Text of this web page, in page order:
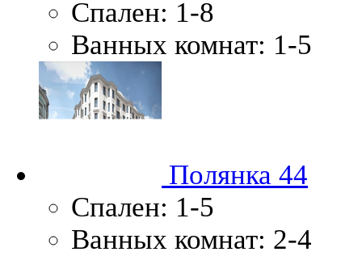
Спален: 1-8
Ванных комнат: 1-5
Полянка 44
Спален: 1-5
Ванных комнат: 2-4